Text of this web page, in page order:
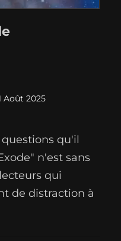
Août 2025
qu'il
n'est sans
qui
de distraction à
ceux qui